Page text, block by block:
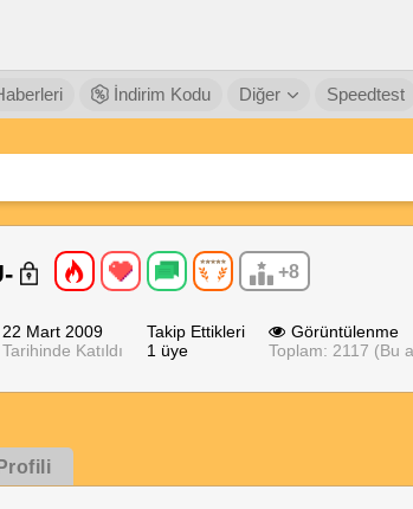
İndirim Kodu Diğer Speedtest
+8
22 Mart 2009
Tarihinde Katıldı
Takip Ettikleri
1 üye
Görüntülenme
Toplam: 2117 (Bu